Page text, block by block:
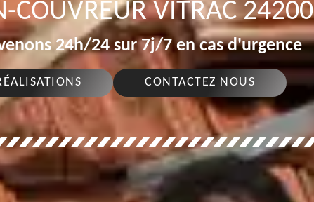
COUVREUR VITRAC 24200
24h/24 sur 7j/7 en cas d'urgence
CONTACTEZ NOUS